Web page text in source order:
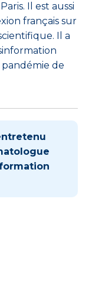
Il est aussi
français sur
Il a
de